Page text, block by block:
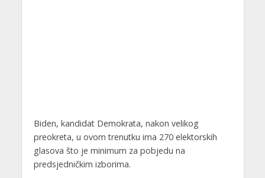
Biden, kandidat Demokrata, nakon velikog
preokreta, u ovom trenutku ima 270 elektorskih
glasova što je minimum za pobjedu na
predsjedničkim izborima.